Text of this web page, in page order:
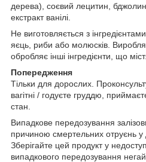
дерева), соєвий лецитин,
екстракт ванілі.
Не виготовляється з
яєць, риби або молюсків.
обробляє інші інгредієнти, що
Попередження
Тільки для дорослих.
вагітні / годуєте груддю,
стан.
Випадкове передозування
причиною смертельних отруєнь у
Зберігайте цей продукт у
випадкового передозування